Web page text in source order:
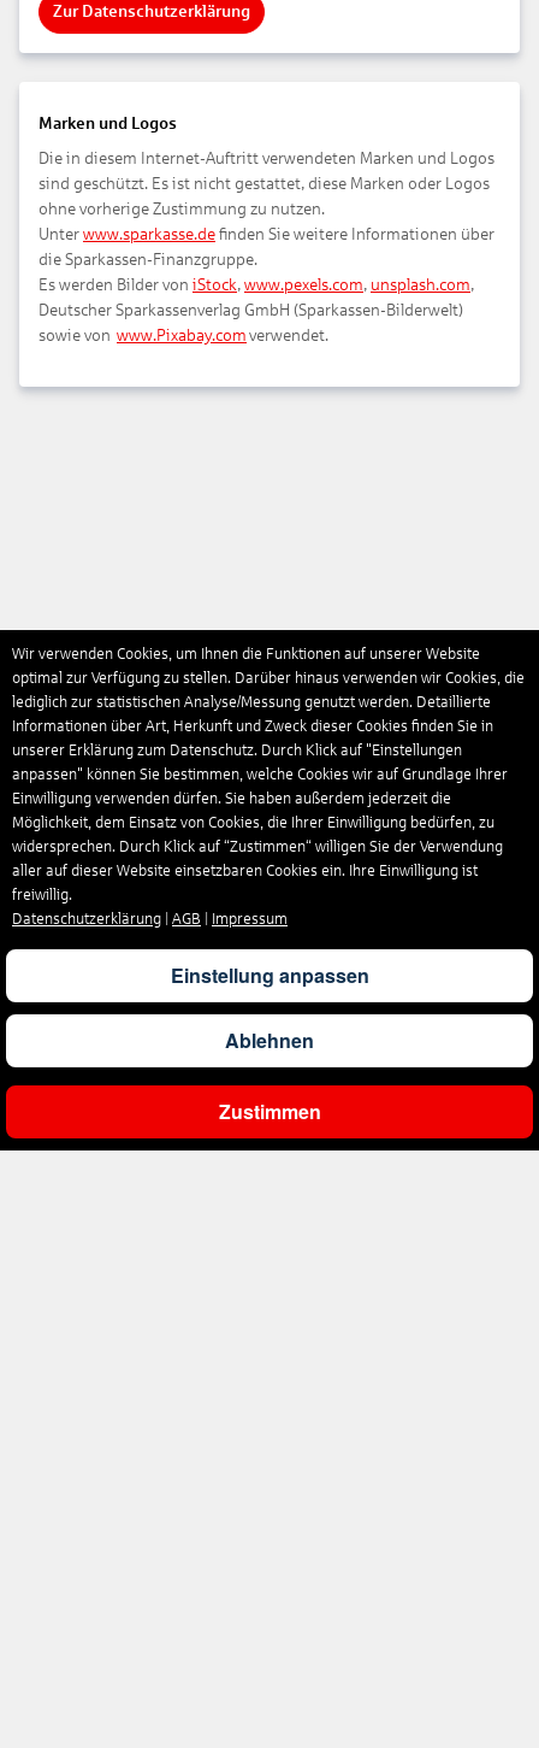
Zur Datenschutzerklärung
Marken und Logos
Die in diesem Internet-Auftritt verwendeten Marken und Logos
sind geschützt. Es ist nicht gestattet, diese Marken oder Logos
ohne vorherige Zustimmung zu nutzen.
Unter www.sparkasse.de finden Sie weitere Informationen über
die Sparkassen-Finanzgruppe.
Es werden Bilder von iStock, www.pexels.com, unsplash.com,
Deutscher Sparkassenverlag GmbH (Sparkassen-Bilderwelt)
sowie von www.Pixabay.com verwendet.
Wir verwenden Cookies, um Ihnen die Funktionen auf unserer Website
optimal zur Verfügung zu stellen. Darüber hinaus verwenden wir Cookies, die
lediglich zur statistischen Analyse/Messung genutzt werden. Detaillierte
Informationen über Art, Herkunft und Zweck dieser Cookies finden Sie in
unserer Erklärung zum Datenschutz. Durch Klick auf "Einstellungen
anpassen" können Sie bestimmen, welche Cookies wir auf Grundlage Ihrer
Einwilligung verwenden dürfen. Sie haben außerdem jederzeit die
Möglichkeit, dem Einsatz von Cookies, die Ihrer Einwilligung bedürfen, zu
widersprechen. Durch Klick auf “Zustimmen“ willigen Sie der Verwendung
aller auf dieser Website einsetzbaren Cookies ein. Ihre Einwilligung ist
freiwillig.
Datenschutzerklärung
AGB Impressum
Einstellung anpassen
Ablehnen
Zustimmen